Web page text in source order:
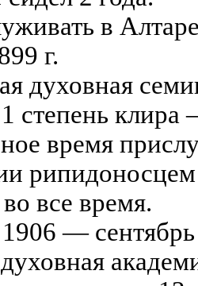
в
г.
духовная
степень клира
время
все время.
— сентябрь